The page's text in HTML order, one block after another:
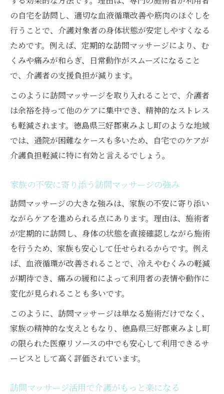
の自宅を訪問し、適切な血液循環改善や筋肉のほぐしを
行うことで、介護対象者の身体状態が安定しやすくなる
ためです。例えば、定期的な訪問マッサージにより、む
くみや痛みが和らぎ、日常動作がスムーズになること
で、介護者の支援負担が減ります。
このように訪問マッサージを取り入れることで、介護者
は余裕を持って他のケアに集中でき、精神的なストレス
も軽減されます。徳島県三好郡東みよし町のような地域
では、通院が困難なケースも多いため、自宅でのケアが
介護負担軽減に特に有効と言えるでしょう。
家族の不安に寄り添う訪問マッサージの強み
訪問マッサージの大きな強みは、家族の不安に寄り添い
ながらケアを進められる点にあります。理由は、施術者
が定期的に訪問し、身体の状態を直接確認しながら施術
を行うため、家族も安心して任せられるからです。例え
ば、血液循環が改善されることで、冷えやむくみの軽減
が期待でき、痛みの緩和によって利用者の表情や動作に
変化が見られることも多いです。
このように、訪問マッサージは単なる施術だけでなく、
家族の精神的な支えともなり、徳島県三好郡東みよし町
の限られた医療リソースの中でも安心して利用できるサ
ービスとして高く評価されています。
訪問マッサージ活用で介護がもっと楽になる